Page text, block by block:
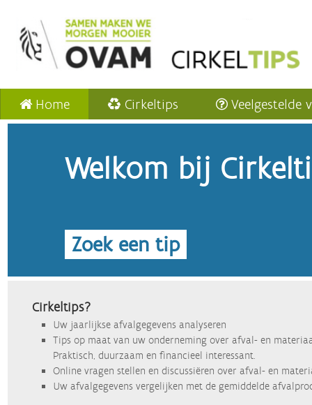
Home Cirkeltips Veelgestelde
Welkom bij
Zoek een tip
Cirkeltips?
Uw jaarlijkse afvalgegevens analyseren
Tips op maat van uw onderneming over afval- en
Praktisch, duurzaam en financieel interessant.
Online vragen stellen en discussiëren over afval- en
Uw afvalgegevens vergelijken met de gemiddelde